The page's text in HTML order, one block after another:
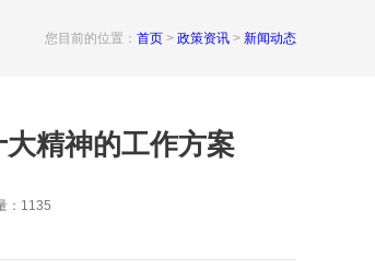
您目前的位置： 首页 > 政策资讯 > 新闻动态
精神的工作方案
： 1135